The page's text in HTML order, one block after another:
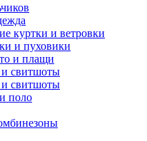
куртки и ветровки
и пуховики
и плащи
и свитшоты
и свитшоты
поло